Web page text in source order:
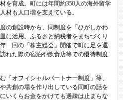
を育成。町には年間約350人の海外留学
材も人口増を支えている。
の創設時から、同制度を「ひがしかわ
に活用。ふるさと納税者をまちづくり
一回の「株主総会」開催で町に足を運
れた際の宿泊や飲食店等での優待制度
オフィシャルパートナー制度」等、
共創の場を作り出している同町の話を
いくらお金をかけても過疎は止まらな